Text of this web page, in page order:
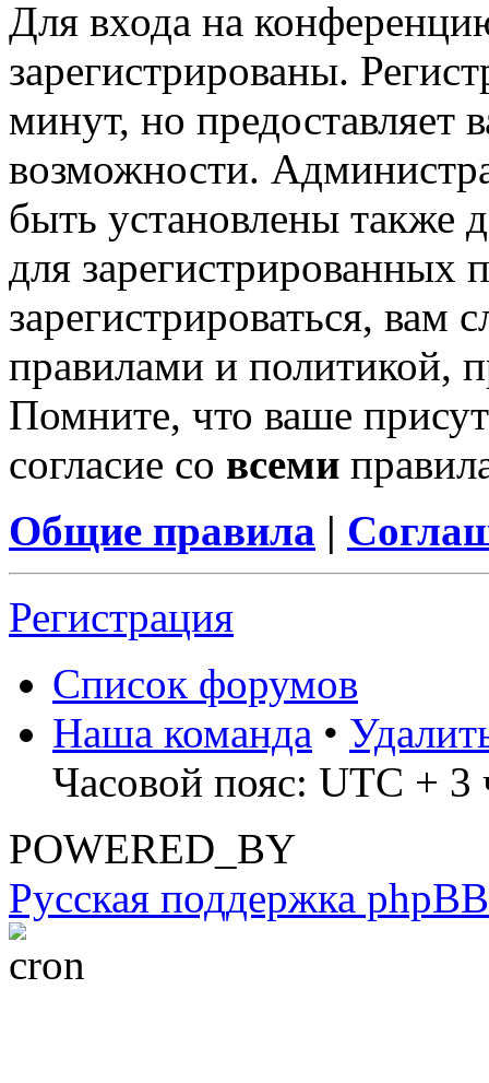
Для входа на
зарегистрированы.
минут, но предоставляет
возможности.
быть установлены также
для зарегистрированных
зарегистрироваться, вам
правилами и политикой,
Помните, что ваше
согласие со всеми
Общие правила |
Регистрация
Список форумов
Наша команда •
Часовой пояс: UTC + 3
POWERED_BY
Русская поддержка phpBB